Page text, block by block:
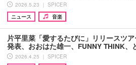
2026.5.23 ｜ SPICER
ニュース
音楽
片平里菜「愛するたびに」リリースツ
発表、おおはた雄一、FUNNY THINK
2026.4.25 ｜ SPICER